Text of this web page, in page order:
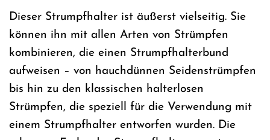
Dieser Strumpfhalter ist äußerst vielseitig. Sie
können ihn mit allen Arten von Strümpfen
kombinieren, die einen Strumpfhalterbund
aufweisen – von hauchdünnen Seidenstrümpfen
bis hin zu den klassischen halterlosen
Strümpfen, die speziell für die Verwendung mit
einem Strumpfhalter entworfen wurden. Die